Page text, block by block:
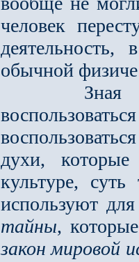
человек
обычной
Зная об
духи,
культуре,
используют
тайны,
закон мировой